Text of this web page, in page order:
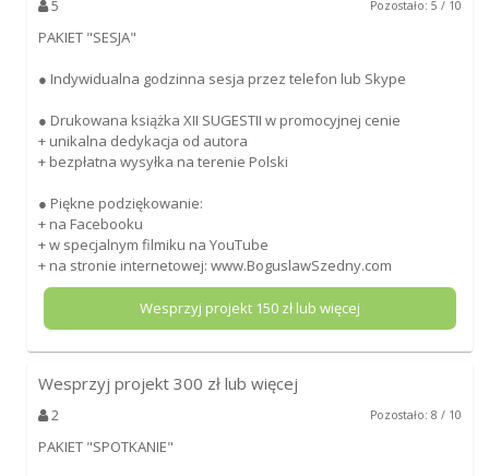
5 Pozostało: 5 / 10
PAKIET "SESJA"
● Indywidualna godzinna sesja przez telefon lub Skype
● Drukowana książka XII SUGESTII w promocyjnej cenie
+ unikalna dedykacja od autora
+ bezpłatna wysyłka na terenie Polski
● Piękne podziękowanie:
+ na Facebooku
+ w specjalnym filmiku na YouTube
+ na stronie internetowej: www.BoguslawSzedny.com
Wesprzyj projekt 150zł lub więcej
Wesprzyj projekt 300 zł lub więcej
2 Pozostało: 8 / 10
PAKIET "SPOTKANIE"